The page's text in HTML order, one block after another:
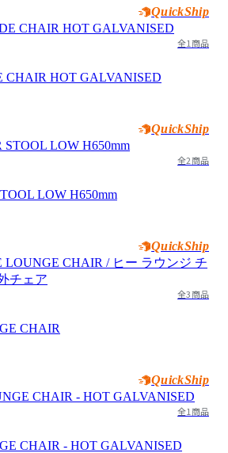
QuickShip
全1商品
CHAIR HOT GALVANISED
QuickShip
全2商品
LOW H650mm
QuickShip
全3商品
CHAIR
QuickShip
全1商品
CHAIR - HOT GALVANISED